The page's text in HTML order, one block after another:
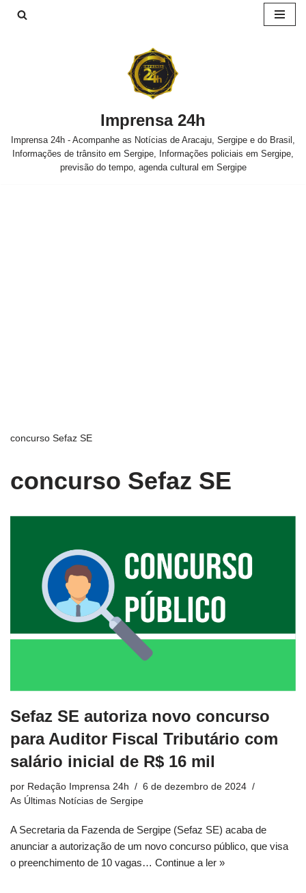
Imprensa 24h
Imprensa 24h - Acompanhe as Notícias de Aracaju, Sergipe e do Brasil,
Informações de trânsito em Sergipe, Informações policiais em Sergipe,
previsão do tempo, agenda cultural em Sergipe
concurso Sefaz SE
concurso Sefaz SE
Sefaz SE autoriza novo concurso
para Auditor Fiscal Tributário com
salário inicial de R$ 16 mil
por Redação Imprensa 24h
6 de dezembro de 2024
As Últimas Notícias de Sergipe
A Secretaria da Fazenda de Sergipe (Sefaz SE) acaba de
anunciar a autorização de um novo concurso público, que visa
o preenchimento de 10 vagas… Continue a ler »